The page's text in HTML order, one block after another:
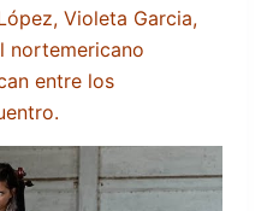
Violeta Garcia,
nortemericano
entre los